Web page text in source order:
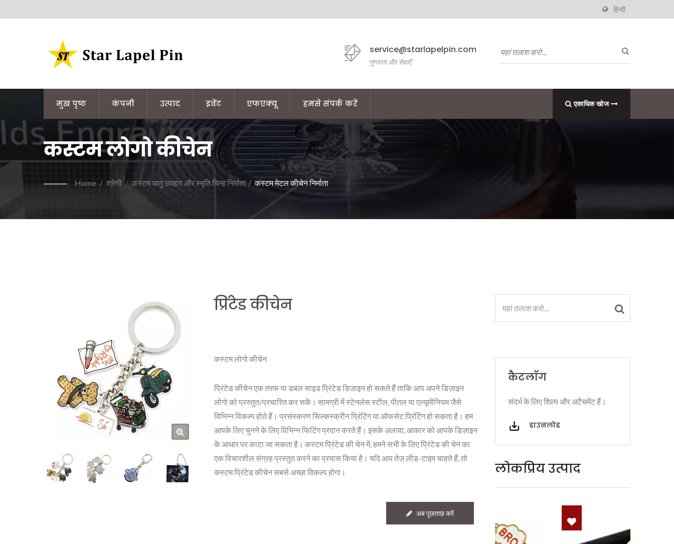
हिन्दी
service@starlapelpin.com
गुणवत्ता और सेवाएँ
मुख पृष्ठ कंपनी उत्पाद इवेंट एफएक्यू हमसे संपर्क करें एकाधिक खोज
कस्टम लोगो कीचेन
Home / श्रेणी / कस्टम धातु उपहार और स्मृति चिन्ह निर्माता / कस्टम मेटल कीचेन निर्माता
प्रिंटेड कीचेन
कस्टम लोगो कीचेन
प्रिंटेड कीचेन एक तरफ या डबल साइड प्रिंटेड डिज़ाइन हो सकते हैं ताकि आप अपने डिज़ाइन
लोगो को प्रस्तुत/प्रचारित कर सकें। सामग्री में स्टेनलेस स्टील, पीतल या एल्यूमीनियम जैसे
विभिन्न विकल्प होते हैं। प्रसंस्करण सिल्कस्क्रीन प्रिंटिंग या ऑफसेट प्रिंटिंग हो सकता है। हम
आपके लिए चुनने के लिए विभिन्न फिटिंग प्रदान करते हैं। इसके अलावा, आकार को आपके डिज़ाइन
के आधार पर काटा जा सकता है। कस्टम प्रिंटेड की चेन में, हमने सभी के लिए प्रिंटेड की चेन का
एक विचारशील संग्रह प्रस्तुत करने का प्रयास किया है। यदि आप तेज़ लीड-टाइम चाहते हैं, तो
कस्टम प्रिंटेड कीचेन सबसे अच्छा विकल्प होगा।
अब पूछताछ करें
कैटलॉग
संदर्भ के लिए शिल्प और अटैचमेंट हैं।
डाउनलोड
लोकप्रिय उत्पाद